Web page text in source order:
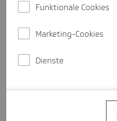
Funktionale Cookies
Marketing-Cookies
Dienste